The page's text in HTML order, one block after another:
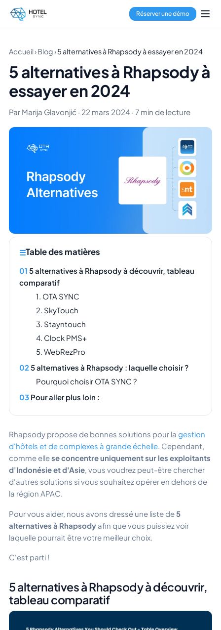
Réserver une démo
Accueil›Blog›5 alternatives à Rhapsody à essayer en 2024
5 alternatives à Rhapsody à
essayer en 2024
Par Marija Glavonjić · 22 mars 2024 · 7 min de lecture
Table des matières
5 alternatives à Rhapsody à découvrir, tableau
comparatif
1. OTA SYNC
2. SkyTouch
3. Stayntouch
4. Clock PMS+
5. WebRezPro
5 alternatives à Rhapsody : laquelle choisir ?
Pourquoi choisir OTA SYNC ?
Pour aller plus loin :
Rhapsody propose de bonnes solutions pour la gestion
d'hôtels et de complexes à grande échelle. Cependant,
comme ellese concentre uniquement sur les exploitants
d'Indonésie et d'Asie, vous voudrez peut-être chercher
d'autres solutions si vous souhaitez opérer en dehors de
la région APAC.
Pour vous aider, nous avons dressé une liste de5
alternatives à Rhapsody afin que vous puissiez voir
laquelle pourrait être votre meilleur choix.
C'est parti !
5 alternatives à Rhapsody à découvrir,
tableau comparatif